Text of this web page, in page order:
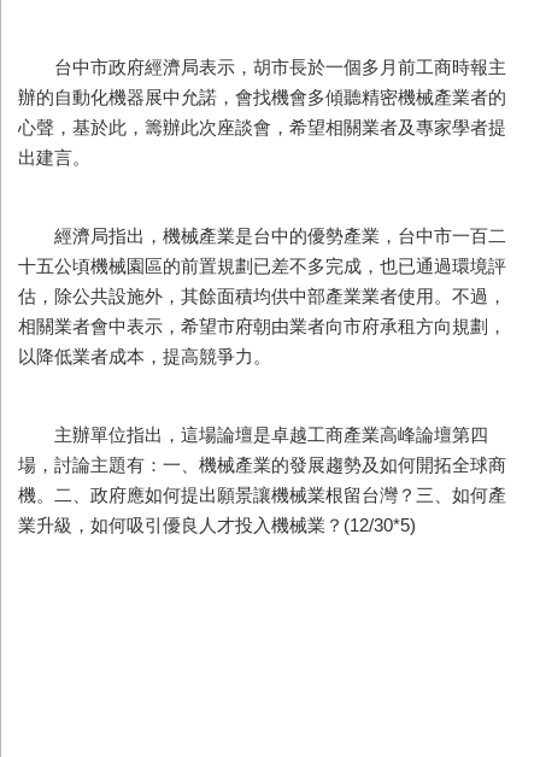
台中市政府經濟局表示，胡市長於一個多月前工商時報主
辦的自動化機器展中允諾，會找機會多傾聽精密機械產業者的
心聲，基於此，籌辦此次座談會，希望相關業者及專家學者提
出建言。
經濟局指出，機械產業是台中的優勢產業，台中市一百二
十五公頃機械園區的前置規劃已差不多完成，也已通過環境評
估，除公共設施外，其餘面積均供中部產業業者使用。不過，
相關業者會中表示，希望市府朝由業者向市府承租方向規劃，
以降低業者成本，提高競爭力。
主辦單位指出，這場論壇是卓越工商產業高峰論壇第四
場，討論主題有：一、機械產業的發展趨勢及如何開拓全球商
機。二、政府應如何提出願景讓機械業根留台灣？三、如何產
業升級，如何吸引優良人才投入機械業？(12/30*5)